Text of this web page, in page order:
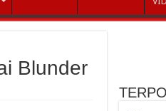
Blunder